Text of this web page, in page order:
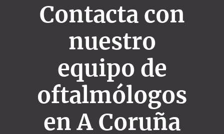
Contacta con
nuestro
equipo de
oftalmólogos
en A Coruña